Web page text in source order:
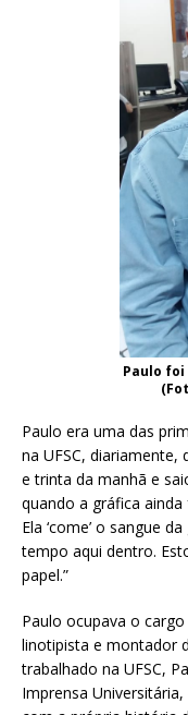
Paulo foi
Paulo era uma das
na UFSC, diariamente,
e trinta da manhã e
quando a gráfica
Ela ‘come’ o sangue
tempo aqui dentro.
papel.”
Paulo ocupava o
linotipista e montador
trabalhado na UFSC,
Imprensa